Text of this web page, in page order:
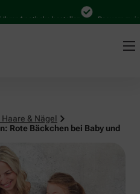
Apotheke bestellen Bequem
& Nägel
Rote Bäckchen bei Baby und